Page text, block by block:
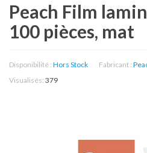
Peach Film
100 pièces, mat
Disponibilité : Hors Stock Fabricant :
Visualisés: 379